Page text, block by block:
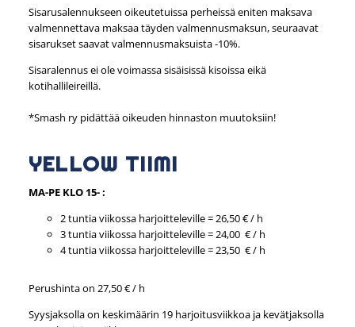
Sisarusalennukseen oikeutetuissa perheissä eniten maksava
valmennettava maksaa täyden valmennusmaksun, seuraavat
sisarukset saavat valmennusmaksuista -10%.
Sisaralennus ei ole voimassa sisäisissä kisoissa eikä
kotihallileireillä.
*Smash ry pidättää oikeuden hinnaston muutoksiin!
YELLOW TIIMI
MA-PE KLO 15- :
2 tuntia viikossa harjoitteleville = 26,50 € / h
3 tuntia viikossa harjoitteleville = 24,00 € / h
4 tuntia viikossa harjoitteleville = 23,50 € / h
Perushinta on 27,50 € / h
Syysjaksolla on keskimäärin 19 harjoitusviikkoa ja kevätjaksolla